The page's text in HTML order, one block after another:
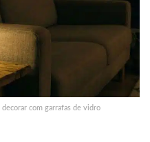
com garrafas de vidro